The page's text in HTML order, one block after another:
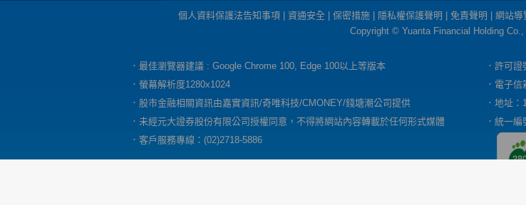
個人資料保護法告知事項 資通安全 保密措施 隱私權保護聲明 免責聲明 網站導
Copyright © Yuanta Financial Holding
．最佳瀏覽器建議 : Google Chrome 100, Edge 100以上等版本
．許可
．螢幕解析度1280x1024
．電子信
．股市金融相關資訊由嘉實資訊/奇唯科技/CMONEY/錢塘潮公司提供
．地址
．未經元大證券股份有限公司授權同意，不得將網站內容轉載於任何形式媒體
．統一
．客戶服務專線：(02)2718-5886